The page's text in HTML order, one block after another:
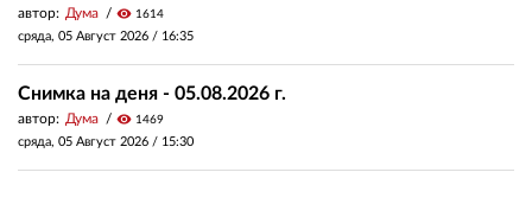
автор: Дума visibility 1614
сряда, 05 Август 2026 / 16:35
Снимка на деня - 05.08.2026 г.
автор: Дума visibility 1469
сряда, 05 Август 2026 / 15:30